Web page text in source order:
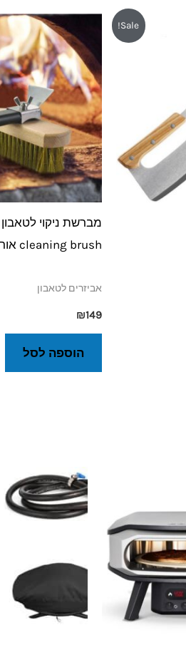
Sale!
cleaning brush אורך 60 ס"מ
אביזרים לטאבון
₪149
הוספה לסל
המחיר
המקורי
היה:
₪3,440.